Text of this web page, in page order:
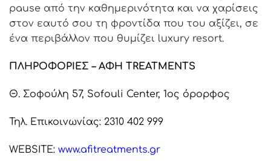
pause από την καθημερινότητα και να χαρίσεις
στον εαυτό σου τη φροντίδα που του αξίζει, σε
ένα περιβάλλον που θυμίζει luxury resort.
ΠΛΗΡΟΦΟΡΙΕΣ – ΑΦΗ TREATMENTS
Θ. Σοφούλη 57, Sofouli Center, 1ος όρορφος
Τηλ. Επικοινωνίας: 2310 402 999
WEBSITE: www.afitreatments.gr